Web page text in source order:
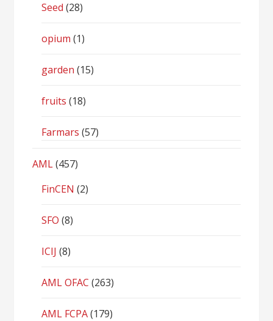
Seed (28)
opium (1)
garden (15)
fruits (18)
Farmars (57)
AML(457)
FinCEN (2)
SFO (8)
ICIJ (8)
AML OFAC (263)
AML FCPA(179)